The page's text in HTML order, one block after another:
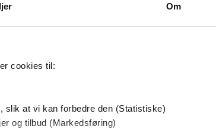
Om
cookies til:
slik at vi kan forbedre den (Statistiske)
og tilbud (Markedsføring)